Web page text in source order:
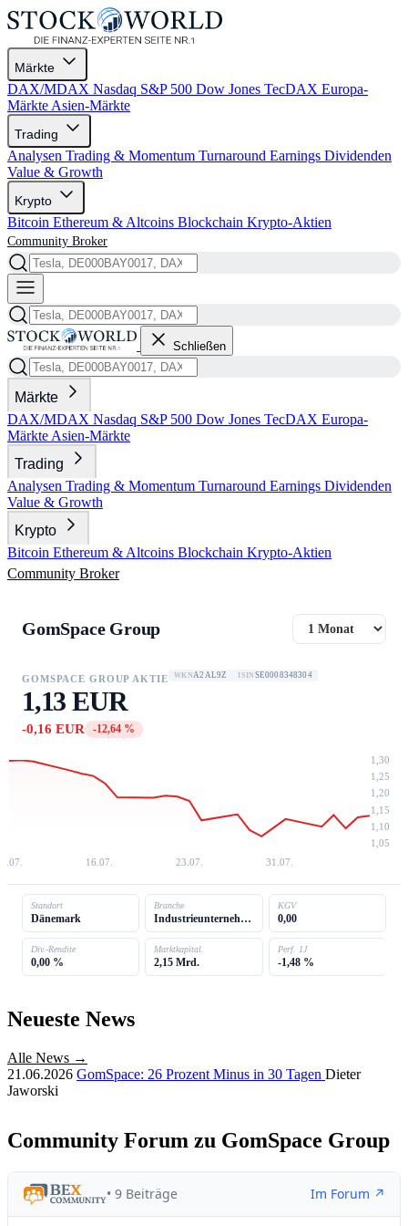
Märkte
DAX/MDAX Nasdaq S&P 500 Dow Jones TecDAX Europa-
Märkte Asien-Märkte
Trading
Analysen Trading & Momentum Turnaround Earnings Dividenden
Value & Growth
Krypto
Bitcoin Ethereum & Altcoins Blockchain Krypto-Aktien
Community Broker
Schließen
Märkte
DAX/MDAX Nasdaq S&P 500 Dow Jones TecDAX Europa-
Märkte Asien-Märkte
Trading
Analysen Trading & Momentum Turnaround Earnings Dividenden
Value & Growth
Krypto
Bitcoin Ethereum & Altcoins Blockchain Krypto-Aktien
Community Broker
GomSpace Group
GOMSPACE GROUP AKTIE WKNA2AL9Z ISIN SE0008348304
1,13 EUR
-0,16 EUR -12,64 %
1,30
1,25
1,20
1,15
1,10
1,05
16.07. 23.07. 31.07.
Standort
Dänemark
Branche
Industrieunternehmen
KGV
0,00
Div.-Rendite
0,00 %
Marktkapital.
2,15 Mrd.
Perf. 1J
-1,48 %
Neueste News
Alle News →
21.06.2026 GomSpace: 26 Prozent Minus in 30 Tagen Dieter
Jaworski
Community Forum zu GomSpace Group